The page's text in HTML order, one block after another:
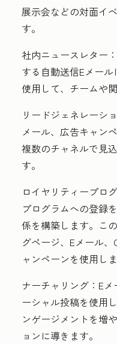
展示会などの対面イ
す。
社内ニュースレター：
する自動送信Eメー
使用して、チームや
リードジェネレーシ
メール、広告キャン
複数のチャネルで見
す。
ロイヤリティープロ
プログラムへの登録
係を構築します。こ
グページ、Eメール
ャンペーンを使用しま
ナーチャリング ：E
ーシャル投稿を使用
ンゲージメントを増
ョンに導きます。